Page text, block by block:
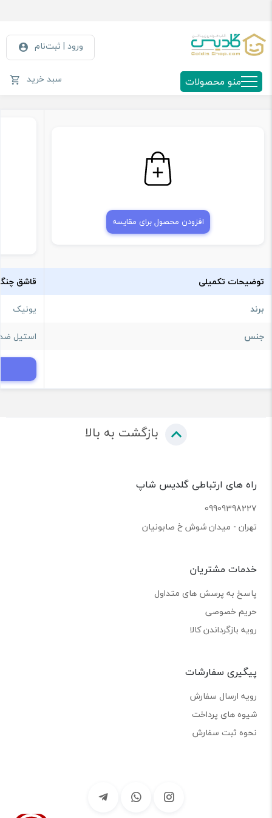
ورود | ثبت‌نام
سبد خرید منو محصولات
افزودن محصول برای مقایسه
توضیحات تکمیلی
قاشق
برند
یونیک
جنس
استیل
بازگشت به بالا
راه های ارتباطی گلدیس شاپ
09909398227
تهران - میدان شوش خ صابونیان
خدمات مشتریان
پاسخ به پرسش های متداول
حریم خصوصی
رویه بازگرداندن کالا
پیگیری سفارشات
رویه ارسال سفارش
شیوه های پرداخت
نحوه ثبت سفارش